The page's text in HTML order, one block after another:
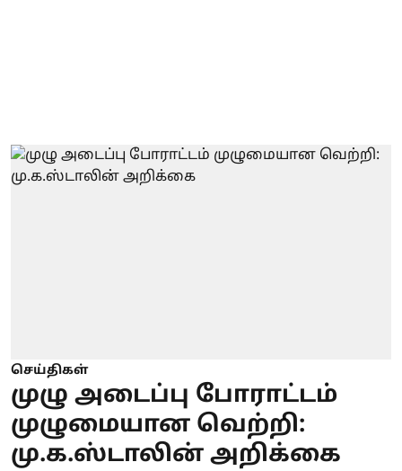
செய்திகள்
முழு அடைப்பு போராட்டம்
முழுமையான வெற்றி:
மு.க.ஸ்டாலின் அறிக்கை